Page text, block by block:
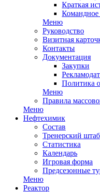
Краткая
Командное
Меню
Руководство
Визитная
Контакты
Документация
Закупки
Политика
Меню
Правила
Меню
Нефтехимик
Состав
Тренерский штаб
Статистика
Календарь
Игровая форма
Предсезонные
Меню
Реактор